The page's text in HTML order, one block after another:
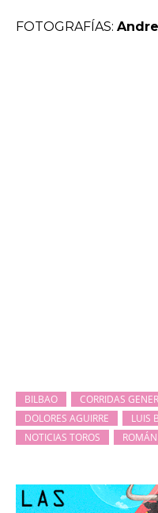
FOTOGRAFÍAS:
BILBAO CORRIDAS
DOLORES AGUIRRE
LUIS
NOTICIAS TOROS
ROMÁN